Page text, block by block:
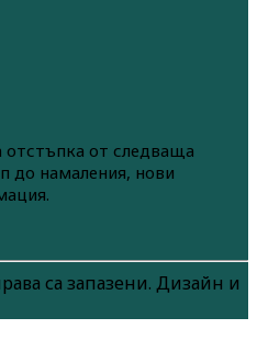
отстъпка от следваща
до намаления, нови
са запазени. Дизайн и